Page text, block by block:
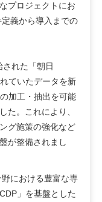
プロジェクトにお
義から導入までの
れた「朝日
ていたデータを新
加工・抽出を可能
た。これにより、
グ施策の強化など
が整備されまし
における豊富な専
」を基盤とした